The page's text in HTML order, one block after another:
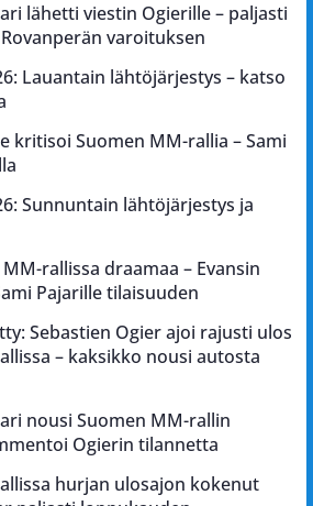
lähetti viestin Ogierille – paljasti
varoituksen
Lauantain lähtöjärjestys – katso
kritisoi Suomen MM-rallia – Sami
Sunnuntain lähtöjärjestys ja
MM-rallissa draamaa – Evansin
Pajarille tilaisuuden
Sebastien Ogier ajoi rajusti ulos
– kaksikko nousi autosta
nousi Suomen MM-rallin
Ogierin tilannetta
hurjan ulosajon kokenut